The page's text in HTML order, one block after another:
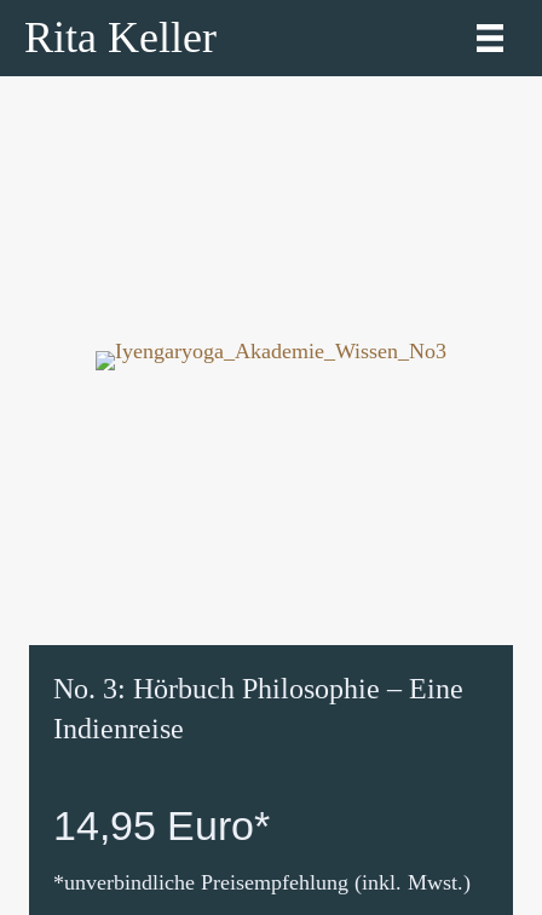
Rita Keller
No. 3: Hörbuch Philosophie – Eine
Indienreise
14,95 Euro*
*unverbindliche Preisempfehlung (inkl. Mwst.)